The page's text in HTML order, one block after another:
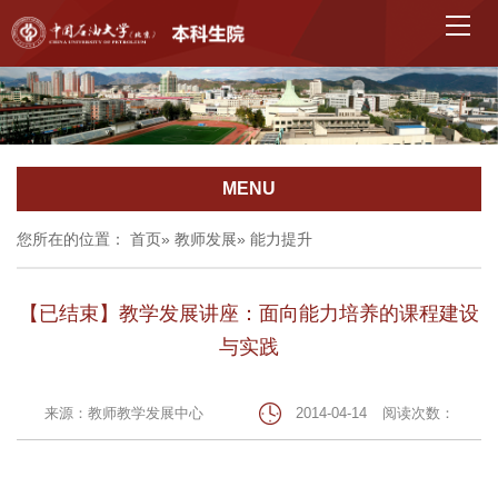
MENU
您所在的位置： 首页» 教师发展» 能力提升
【已结束】教学发展讲座：面向能力培养的课程建设
与实践
来源：教师教学发展中心 2014-04-14 阅读次数：